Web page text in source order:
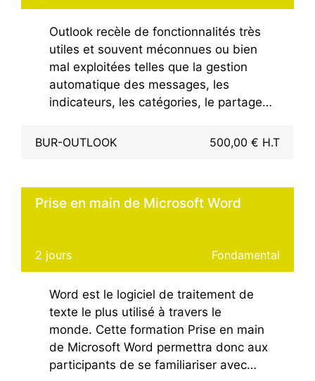
Outlook recèle de fonctionnalités très
utiles et souvent méconnues ou bien
mal exploitées telles que la gestion
automatique des messages, les
indicateurs, les catégories, le partage
formation d'une journée vous permettra
traite la dernière version de la suite
bureautique Office.
BUR-OUTLOOK 500,00 € H.T
Prise en main de Microsoft Word
2 jours Fondamental
Word est le logiciel de traitement de
texte le plus utilisé à travers le
monde. Cette formation Prise en main
de Microsoft Word permettra donc aux
participants de se familiariser avec